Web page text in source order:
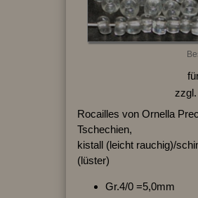
zzgl.
Rocailles von Ornella
Tschechien,
kistall (leicht rauchig)/
(lüster)
Gr.4/0 =5,0mm